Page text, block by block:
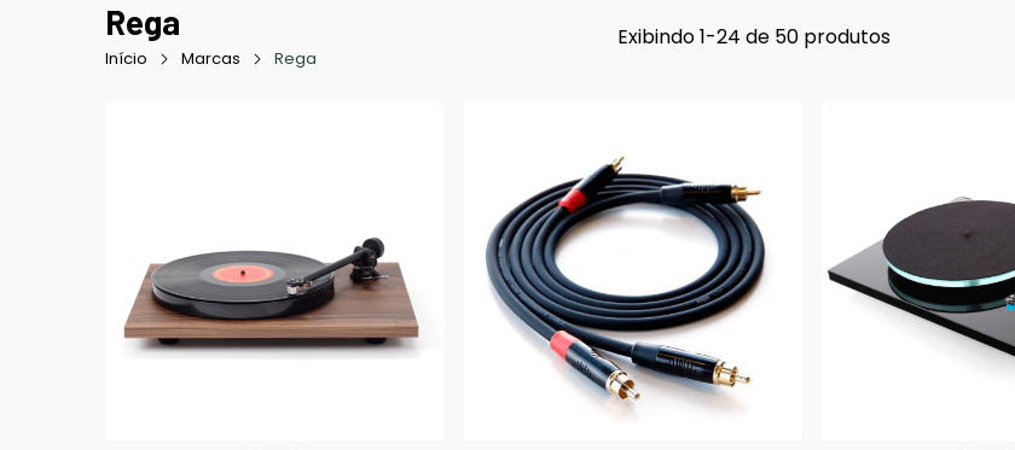
Rega
Início Marcas Rega
Exibindo 1-24 de 50 produtos